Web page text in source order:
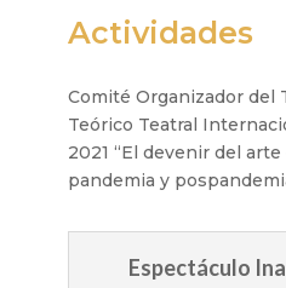
Actividades
Comité Organizador del
Teórico Teatral
2021 “El devenir del
pandemia y
Espectáculo